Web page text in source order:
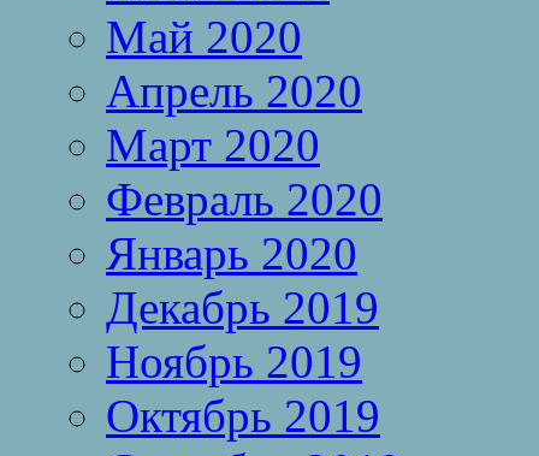
Май 2020
Апрель 2020
Март 2020
Февраль 2020
Январь 2020
Декабрь 2019
Ноябрь 2019
Октябрь 2019